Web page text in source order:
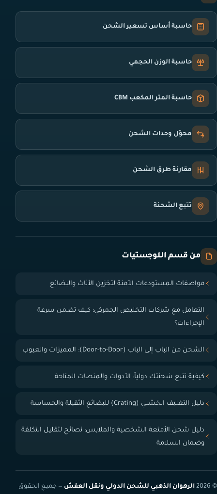
حاسبة أساس تسعير الشحن
حاسبة الوزن الحجمي
حاسبة المتر المكعب CBM
محوّل وحدات الشحن
مقارنة طرق الشحن
تتبع الشحنة
من قسم اللوجستيات
مواصفات المستودعات الآمنة لتخزين الأثاث والبضائع
التعامل مع شركات التخليص الجمركي: كيف تضمن سرعة
الإجراءات؟
الشحن من الباب إلى الباب (Door-to-Door): المميزات والعيوب
كيفية تتبع شحنتك دولياً: الأدوات والمنصات المتاحة
دليل التغليف الخشبي (Crating) للبضائع الثقيلة والحساسة
دليل شحن الأمتعة الشخصية والملابس: نصائح لتقليل التكلفة
وضمان السلامة
© 2026 الرهوان الذهبي للشحن الدولي ونقل العفش — جميع الحقوق